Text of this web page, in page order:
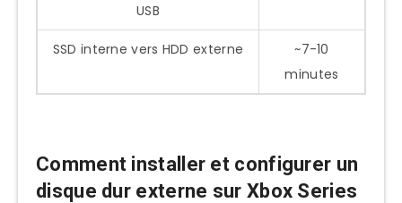
USB
SSD interne vers HDD externe
~7-10
minutes
Comment installer et configurer un
disque dur externe sur Xbox Series